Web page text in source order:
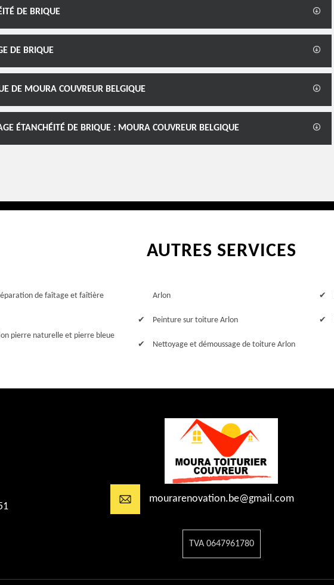
DE BRIQUE
DE BRIQUE
DE MOURA COUVREUR BELGIQUE
ÉTANCHÉITÉ DE BRIQUE : MOURA COUVREUR BELGIQUE
AUTRES SERVICES
de faîtage et faîtière
pierre naturelle et pierre bleue
Arlon
Peinture sur toiture Arlon
Nettoyage et démoussage de toiture Arlon
mourarenovation.be@gmail.com
TVA 0647961780